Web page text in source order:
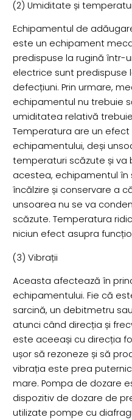
(2) Umiditate și
Echipamentul de
este un echipament
predispuse la rugină într-
electrice sunt predispuse
defecțiuni. Prin urmare,
echipamentul nu trebuie
umiditatea relativă
Temperatura are un efect
echipamentului, deși
temperaturi scăzute și
acestea, echipamentul în
încălzire și conservare a
unsoarea nu se va
scăzute. Temperatura
niciun efect asupra
(3) Vibrații
Aceasta afectează în
echipamentului. Fie că
sarcină, un debitmetru
atunci când direcția și
este aceeași cu direcția
ușor să rezoneze și să
vibrația este prea
mare. Pompa de dozare
dispozitiv de dozare de
utilizate pompe cu